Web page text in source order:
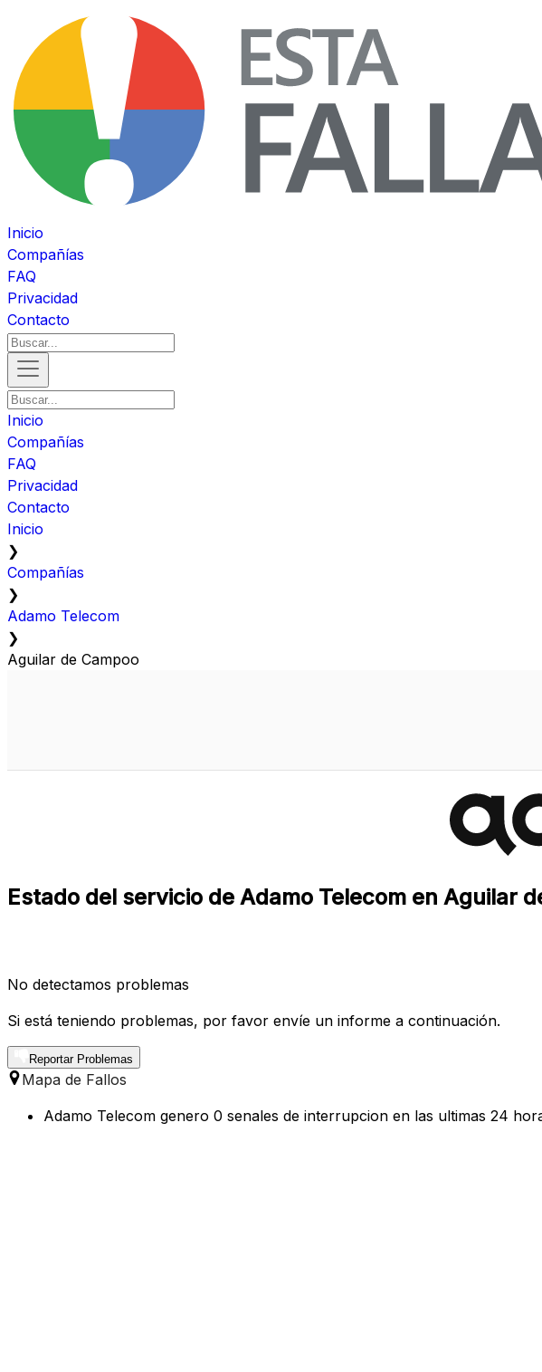
Inicio
Compañías
FAQ
Privacidad
Contacto
Inicio
Compañías
FAQ
Privacidad
Contacto
Inicio
❯
Compañías
❯
Adamo Telecom
❯
Aguilar de Campoo
Estado del servicio de Adamo Telecom en Aguilar
No detectamos problemas
Si está teniendo problemas, por favor envíe un informe a continuación.
Reportar Problemas
Mapa de Fallos
Adamo Telecom genero 0 senales de interrupcion en las ultimas 24